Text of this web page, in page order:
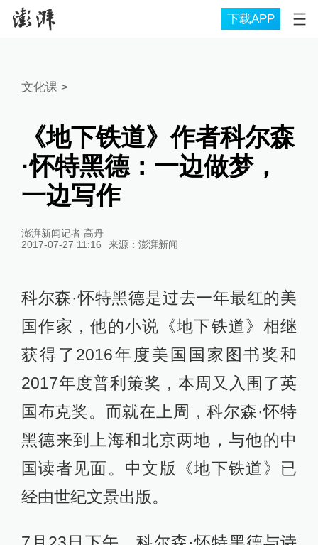
下载APP
文化课>
《地下铁道》作者科尔森
·怀特黑德：一边做梦，
一边写作
澎湃新闻记者 高丹
2017-07-27 11:16
来源： 澎湃新闻
科尔森·怀特黑德是过去一年最红的美
国作家，他的小说《地下铁道》相继
获得了2016年度美国国家图书奖和
2017年度普利策奖，本周又入围了英
国布克奖。而就在上周，科尔森·怀特
黑德来到上海和北京两地，与他的中
国读者见面。中文版《地下铁道》已
经由世纪文景出版。